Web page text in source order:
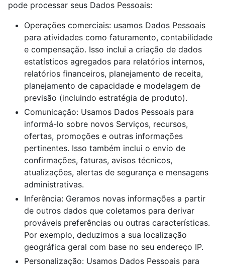
pode processar seus Dados Pessoais:
Operações comerciais: usamos Dados Pessoais
para atividades como faturamento, contabilidade
e compensação. Isso inclui a criação de dados
estatísticos agregados para relatórios internos,
relatórios financeiros, planejamento de receita,
planejamento de capacidade e modelagem de
previsão (incluindo estratégia de produto).
Comunicação: Usamos Dados Pessoais para
informá-lo sobre novos Serviços, recursos,
ofertas, promoções e outras informações
pertinentes. Isso também inclui o envio de
confirmações, faturas, avisos técnicos,
atualizações, alertas de segurança e mensagens
administrativas.
Inferência: Geramos novas informações a partir
de outros dados que coletamos para derivar
prováveis preferências ou outras características.
Por exemplo, deduzimos a sua localização
geográfica geral com base no seu endereço IP.
Personalização: Usamos Dados Pessoais para